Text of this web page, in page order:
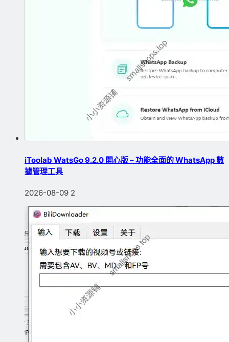
iToolab WatsGo 9.2.0 開心版 – 功能全面的 WhatsApp 數
據管理工具
2026-08-09 2